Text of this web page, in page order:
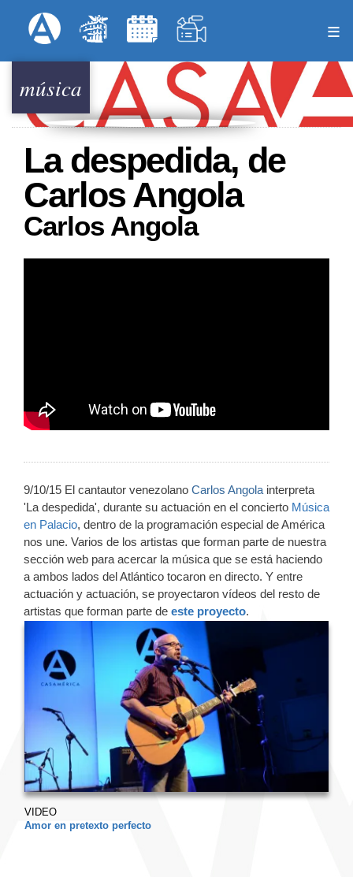
al
principal
Menú Superior
música
La despedida, de
Carlos Angola
Carlos Angola
9/10/15 El cantautor venezolano Carlos Angola interpreta
'La despedida', durante su actuación en el concierto Música
en Palacio, dentro de la programación especial de América
nos une. Varios de los artistas que forman parte de nuestra
sección web para acercar la música que se está haciendo
a ambos lados del Atlántico tocaron en directo. Y entre
actuación y actuación, se proyectaron vídeos del resto de
artistas que forman parte de este proyecto.
VIDEO
Amor en pretexto perfecto